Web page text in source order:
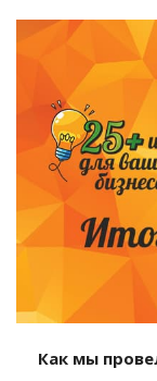
Как мы